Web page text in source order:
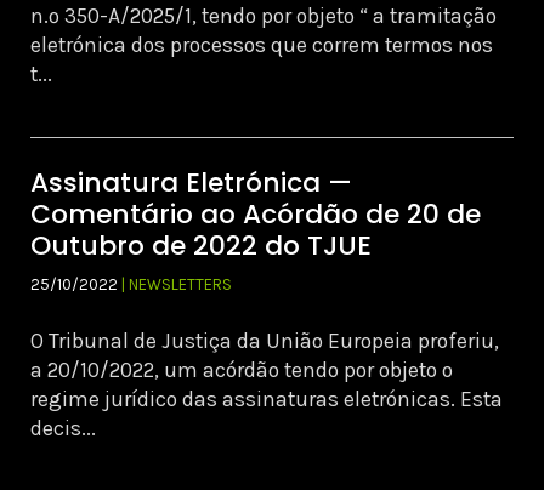
n.º 350-A/2025/1, tendo por objeto “ a tramitação
eletrónica dos processos que correm termos nos
t...
Assinatura Eletrónica —
Comentário ao Acórdão de 20 de
Outubro de 2022 do TJUE
25/10/2022 | NEWSLETTERS
O Tribunal de Justiça da União Europeia proferiu,
a 20/10/2022, um acórdão tendo por objeto o
regime jurídico das assinaturas eletrónicas. Esta
decis...